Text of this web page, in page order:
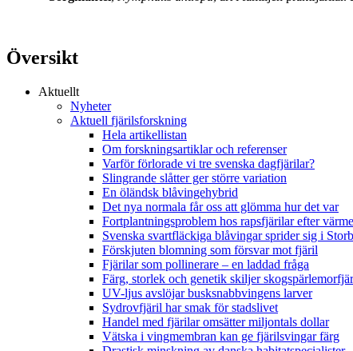
Översikt
Aktuellt
Nyheter
Aktuell fjärilsforskning
Hela artikellistan
Om forskningsartiklar och referenser
Varför förlorade vi tre svenska dagfjärilar?
Slingrande slåtter ger större variation
En öländsk blåvingehybrid
Det nya normala får oss att glömma hur det var
Fortplantningsproblem hos rapsfjärilar efter
Svenska svartfläckiga blåvingar sprider sig i
Förskjuten blomning som försvar mot fjäril
Fjärilar som pollinerare – en laddad fråga
Färg, storlek och genetik skiljer
UV-ljus avslöjar busksnabbvingens larver
Sydrovfjäril har smak för stadslivet
Handel med fjärilar omsätter miljontals dollar
Vätska i vingmembran kan ge fjärilsvingar färg